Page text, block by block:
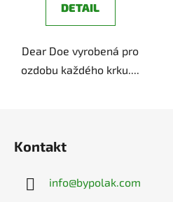
DETAIL
Dear Doe vyrobená pro
ozdobu každého krku....
Kontakt
info@bypolak.com